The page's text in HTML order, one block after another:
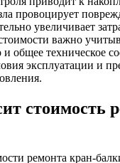
провоцирует
увеличивает
важно
общее техническое
эксплуатации и
стоимость
ремонта кран-